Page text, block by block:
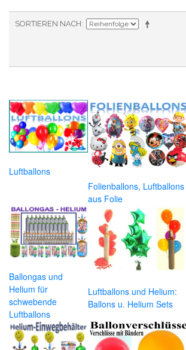
SORTIEREN NACH
Luftballons
Folienballons, Luftballons
aus Folie
Ballongas und
Helium für
schwebende
Luftballons
Luftballons und Helium:
Ballons u. Helium Sets